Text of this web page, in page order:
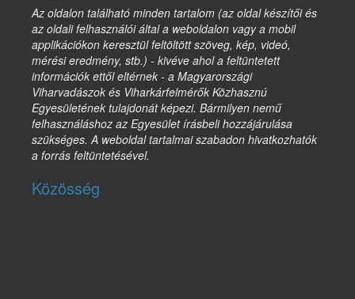
Az oldalon található minden tartalom (az oldal készítői és
az oldali felhasználói által a weboldalon vagy a mobil
applikációkon keresztül feltöltött szöveg, kép, videó,
mérési eredmény, stb.) - kivéve ahol a feltüntetett
információk ettől eltérnek - a Magyarországi
Viharvadászok és Viharkárfelmérők Közhasznú
Egyesületének tulajdonát képezi. Bármilyen nemű
felhasználáshoz az Egyesület írásbeli hozzájárulása
szükséges. A weboldal tartalmai szabadon hivatkozhatók
a forrás feltüntetésével.
Közösség